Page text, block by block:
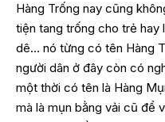
Hàng Trống nay cũng
tiện tang trống cho trẻ hay
dê… nó từng có tên Hàng
người dân ở đây còn có
một thời có tên là Hàng
mà là mụn bằng vải cũ để